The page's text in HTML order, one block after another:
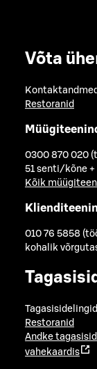
Võta
Restoranid
0300 870 020
51 senti/kõne
Kõik
010 76 5858
kohalik
Restoranid
Andke
vahekaardis